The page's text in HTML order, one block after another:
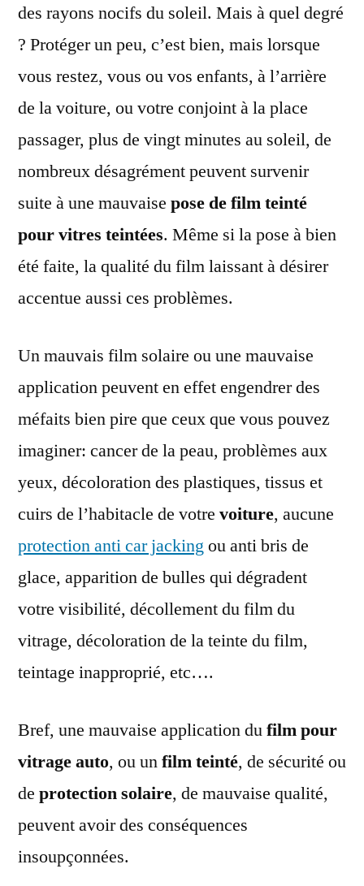
des rayons nocifs du soleil. Mais à quel degré
? Protéger un peu, c’est bien, mais lorsque
vous restez, vous ou vos enfants, à l’arrière
de la voiture, ou votre conjoint à la place
passager, plus de vingt minutes au soleil, de
nombreux désagrément peuvent survenir
suite à une mauvaise pose de film teinté
pour vitres teintées. Même si la pose à bien
été faite, la qualité du film laissant à désirer
accentue aussi ces problèmes.
Un mauvais film solaire ou une mauvaise
application peuvent en effet engendrer des
méfaits bien pire que ceux que vous pouvez
imaginer: cancer de la peau, problèmes aux
yeux, décoloration des plastiques, tissus et
cuirs de l’habitacle de votre voiture, aucune
protection anti car jacking ou anti bris de
glace, apparition de bulles qui dégradent
votre visibilité, décollement du film du
vitrage, décoloration de la teinte du film,
teintage inapproprié, etc….
Bref, une mauvaise application dufilm pour
vitrage auto, ou unfilm teinté, de sécurité ou
de protection solaire, de mauvaise qualité,
peuvent avoir des conséquences
insoupçonnées.